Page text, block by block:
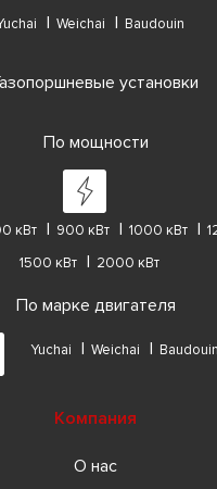
Weichai Baudouin
установки
По мощности
кВт 900 кВт 1000 кВт
1500 кВт
2000 кВт
По марке двигателя
Yuchai Weichai Baudouin
Компания
О нас